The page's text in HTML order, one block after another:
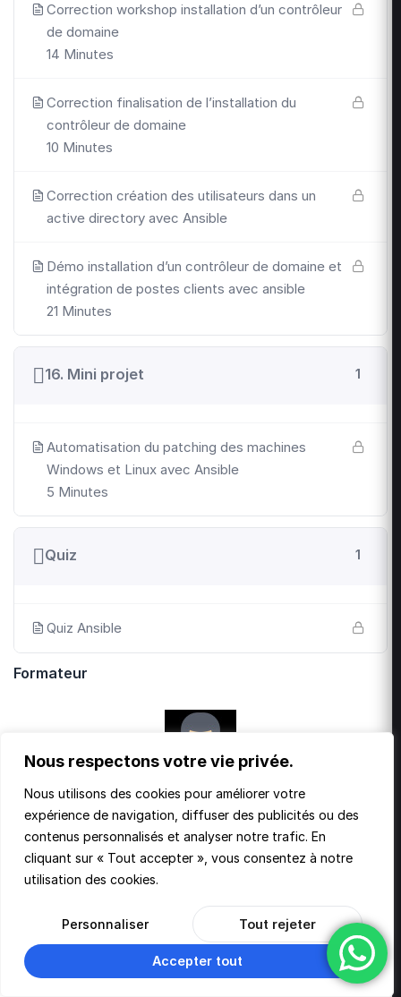
Nous respectons votre vie privée.
Nous utilisons des cookies pour améliorer votre
expérience de navigation, diffuser des publicités ou des
contenus personnalisés et analyser notre trafic. En
cliquant sur « Tout accepter », vous consentez à notre
utilisation des cookies.
Personnaliser Tout rejeter
Accepter tout
Correction workshop installation d’un contrôleur
de domaine
14 Minutes
Correction finalisation de l’installation du
contrôleur de domaine
10 Minutes
Correction création des utilisateurs dans un
active directory avec Ansible
Démo installation d’un contrôleur de domaine et
intégration de postes clients avec ansible
21 Minutes
16. Mini projet 1
Automatisation du patching des machines
Windows et Linux avec Ansible
5 Minutes
Quiz 1
Quiz Ansible
Formateur
Armel Ngando
4.8
31 Étudiants